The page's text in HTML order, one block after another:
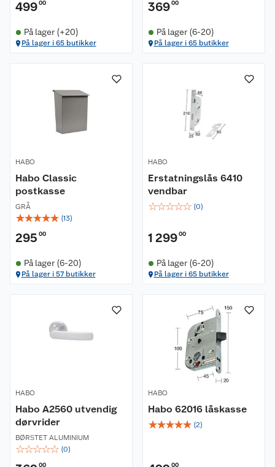
49900
På lager (+20)
På lager i 65 butikker
36900
På lager (6-20)
På lager i 65 butikker
HABO
Habo Classic
postkasse
GRÅ
☆☆☆☆☆ (13)
295 00
På lager (6-20)
På lager i 57 butikker
HABO
Erstatningslås 6410
vendbar
☆☆☆☆☆ (0)
1 29900
På lager (6-20)
På lager i 65 butikker
HABO
Habo A2560 utvendig
dørvrider
BØRSTET ALUMINIUM
☆☆☆☆☆ (0)
00
HABO
Habo 62016 låskasse
☆☆☆☆☆ (2)
00